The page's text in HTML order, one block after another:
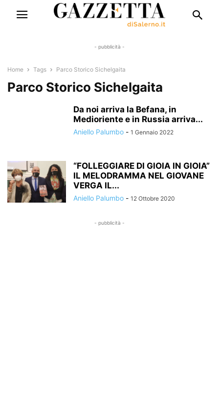
- pubblicità -
Home Tags Parco Storico Sichelgaita
Parco Storico Sichelgaita
Da noi arriva la Befana, in
Medioriente e in Russia arriva...
Aniello Palumbo - 1 Gennaio 2022
“FOLLEGGIARE DI GIOIA IN GIOIA”
IL MELODRAMMA NEL GIOVANE
VERGA IL...
Aniello Palumbo - 12 Ottobre 2020
- pubblicità -